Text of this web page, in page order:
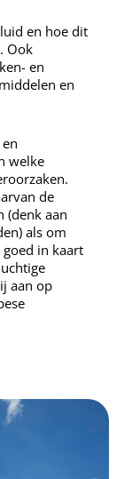
en hoe dit
Ook
en
en
welke
de
(denk aan
als om
in kaart
aan op